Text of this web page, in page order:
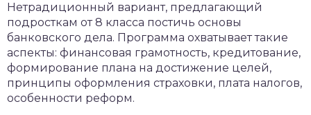
Нетрадиционный вариант, предлагающий
подросткам от 8 класса постичь основы
банковского дела. Программа охватывает такие
аспекты: финансовая грамотность, кредитование,
формирование плана на достижение целей,
принципы оформления страховки, плата налогов,
особенности реформ.